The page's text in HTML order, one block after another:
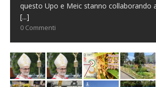
questo Upo e Meic stanno collaborando
[...]
0 Commenti